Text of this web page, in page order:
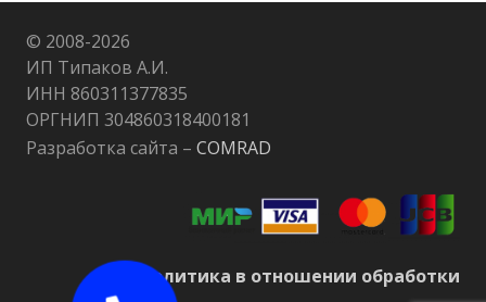
© 2008-2026
ИП Типаков А.И.
ИНН 860311377835
ОРГНИП 304860318400181
Разработка сайта – COMRAD
Политика в отношении обработки